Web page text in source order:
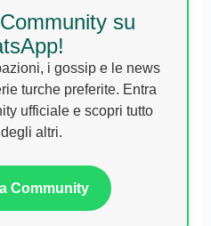
su
i gossip e le news
turche preferite. Entra
ufficiale e scopri tutto
altri.
Community